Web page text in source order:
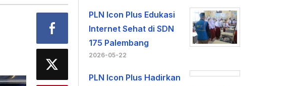
PLN Icon Plus Edukasi
Internet Sehat di SDN
175 Palembang
2026-05-22
PLN Icon Plus Hadirkan